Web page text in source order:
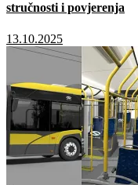
stručnosti i povjerenja
13.10.2025